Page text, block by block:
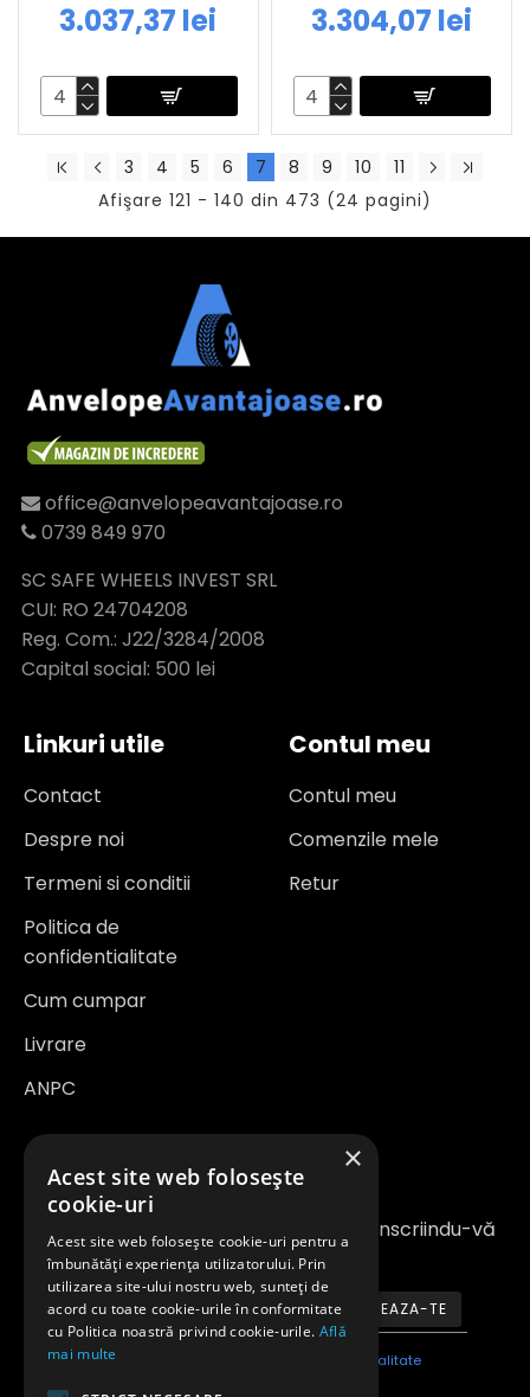
3.037,37 lei 3.304,07 lei
3 4 5 6 7 8 9 10
11
Afişare 121 - 140 din 473 (24 pagini)
office@anvelopeavantajoase.ro
0739 849 970
SC SAFE WHEELS INVEST SRL
CUI: RO 24704208
Reg. Com.: J22/3284/2008
Capital social: 500 lei
Linkuri utile
Contact
Despre noi
Termeni si conditii
Politica de
confidentialitate
Cum cumpar
Livrare
ANPC
Contul meu
Contul meu
Comenzile mele
Retur
Newsletter
Fiți la curent cu noutățile și promoțiile înscriindu-vă
la newsletter-ul nostru
ABONEAZA-TE
Am citit şi sunt de acord cu Politica de confidentialitate
×
Acest site web folosește
cookie-uri
Acest site web folosește cookie-uri pentru a
îmbunătăți experiența utilizatorului. Prin
utilizarea site-ului nostru web, sunteți de
acord cu toate cookie-urile în conformitate
cu Politica noastră privind cookie-urile. Află
mai multe